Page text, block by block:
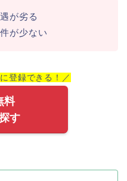
が劣る
が少ない
登録できる！／
料
す